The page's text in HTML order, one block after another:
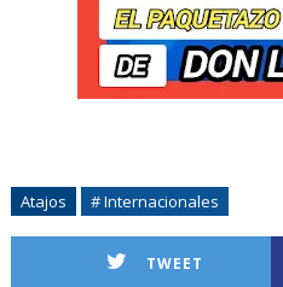
Atajos # Internacionales
TWEET